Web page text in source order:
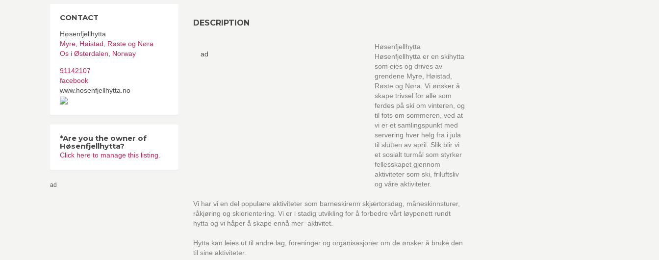
DESCRIPTION
ad
Høsenfjellhytta
Høsenfjellhytta er en skihytta
som eies og drives av
grendene Myre, Høistad,
Røste og Nøra. Vi ønsker å
skape trivsel for alle som
ferdes på ski om vinteren, og
til fots om sommeren, ved at
vi er et samlingspunkt med
servering hver helg fra i jula
til slutten av april. Slik blir vi
et sosialt turmål som styrker
fellesskapet gjennom
aktiviteter som ski, friluftsliv
og våre aktiviteter.
Vi har vi en del populære aktiviteter som barneskirenn skjærtorsdag, måneskinnsturer,
råkjøring og skiorientering. Vi er i stadig utvikling for å forbedre vårt løypenett rundt
hytta og vi håper å skape ennå mer aktivitet.
Hytta kan leies ut til andre lag, foreninger og organisasjoner om de ønsker å bruke den
til sine aktiviteter.
CONTACT
Høsenfjellhytta
Myre, Høistad, Røste og Nøra
Os i Østerdalen
Norway
91142107
facebook
www.hosenfjellhytta.no
*Are you the owner of
Høsenfjellhytta?
Click here to manage this listing.
ad